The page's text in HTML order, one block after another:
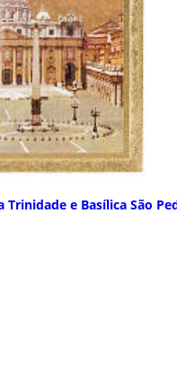
e Basílica São